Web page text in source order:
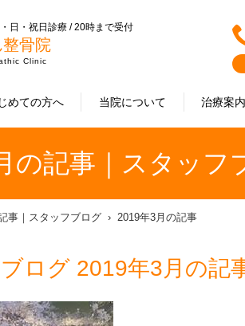
日・祝日診療 / 20時まで受付
骨院
Clinic
めての方へ 当院について 治療案内
の記事｜スタッフ
事｜スタッフブログ 2019年3月の記事
ログ 2019年3月の記